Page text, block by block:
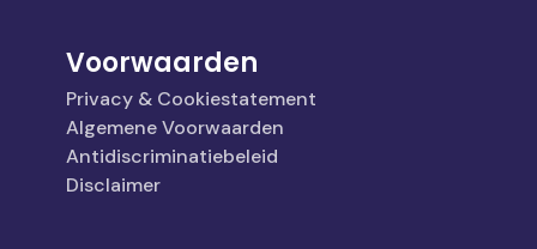
Voorwaarden
Privacy & Cookiestatement
Algemene Voorwaarden
Antidiscriminatiebeleid
Disclaimer